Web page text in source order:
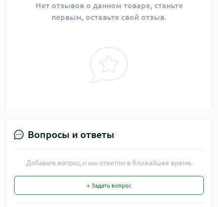
Нет отзывов о данном товаре, станьте
первым, оставьте свой отзыв.
Вопросы и ответы
Добавьте вопрос, и мы ответим в ближайшее время.
+ Задать вопрос